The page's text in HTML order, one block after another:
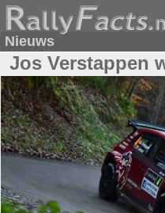
Nieuws
Jos Verstappen